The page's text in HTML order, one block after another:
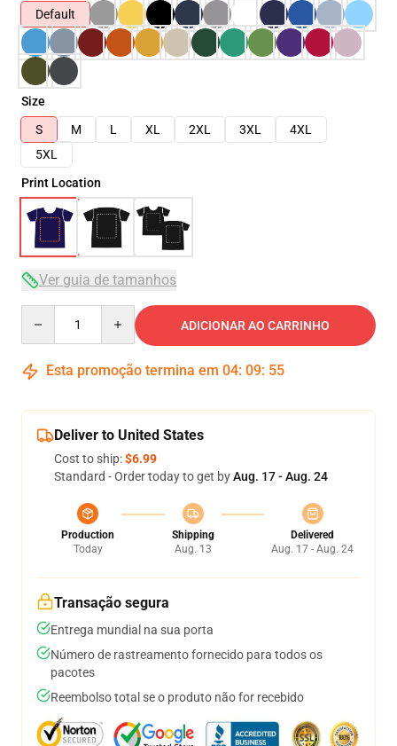
Default
Size
S
M L XL 2XL 3XL
4XL
5XL
Print Location
Ver guia de tamanhos
ADICIONAR AO CARRINHO
Esta promoção termina em 04: 09: 54
Deliver to United States
Cost to ship:$6.99
Standard - Order today to get byAug. 17 - Aug. 24
Production
Today
Shipping
Aug. 13
Delivered
Aug. 17 - Aug. 24
Transação segura
Entrega mundial na sua porta
Número de rastreamento fornecido para todos os
pacotes
Reembolso total se o produto não for recebido